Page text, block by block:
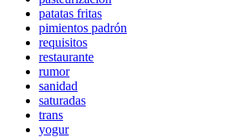
patatas fritas
pimientos padrón
requisitos
restaurante
rumor
sanidad
saturadas
trans
yogur